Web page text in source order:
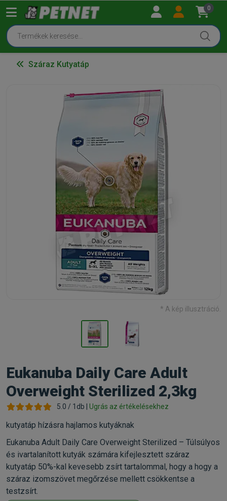
0
Száraz Kutyatáp
* A kép illusztráció.
Eukanuba Daily Care Adult
Overweight Sterilized 2,3kg
5.0 / 1db | Ugrás az értékelésekhez
kutyatáp hízásra hajlamos kutyáknak
Eukanuba Adult Daily Care Overweight Sterilized – Túlsúlyos
és ivartalanított kutyák számára kifejlesztett száraz
kutyatáp 50%-kal kevesebb zsírt tartalommal, hogy a hogy a
száraz izomszövet megőrzése mellett csökkentse a
testzsírt.